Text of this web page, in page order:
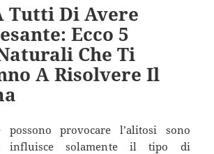
Tutti Di Avere
Ecco 5
Che Ti
A Risolvere Il
possono provocare l’alitosi sono
influisce solamente il tipo di